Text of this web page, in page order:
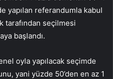
yapılan referandumla kabul
tarafından seçilmesi
başlandı.
oyla yapılacak seçimde
yani yüzde 50’den en az 1